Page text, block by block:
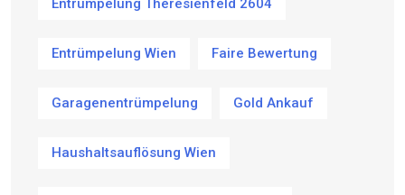
Entrümpelung Theresienfeld 2604
Entrümpelung Wien Faire Bewertung
Garagenentrümpelung Gold Ankauf
Haushaltsauflösung Wien